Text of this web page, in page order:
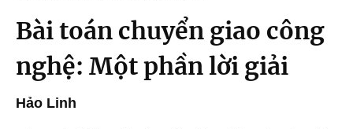
Bài toán chuyển giao công
nghệ: Một phần lời giải
Hảo Linh